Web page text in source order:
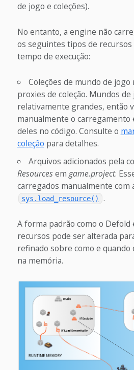
de jogo e coleções).
No entanto, a engine não
os seguintes tipos de
tempo de execução:
Coleções de mundo de
proxies de coleção. Mundos de
relativamente grandes, então
manualmente o carregamento
deles no código. Consulte o
coleção para detalhes.
Arquivos adicionados pela
Resourcesem game.project.
carregados manualmente com
sys.load_resource() .
A forma padrão como o Defold
recursos pode ser alterada
refinado sobre como e
na memória.